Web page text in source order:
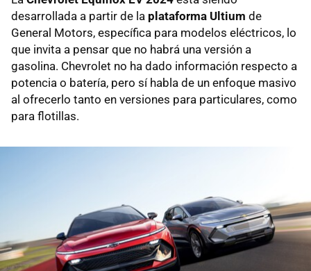
desarrollada a partir de la plataforma Ultium de
General Motors, específica para modelos eléctricos, lo
que invita a pensar que no habrá una versión a
gasolina. Chevrolet no ha dado información respecto a
potencia o batería, pero sí habla de un enfoque masivo
al ofrecerlo tanto en versiones para particulares, como
para flotillas.